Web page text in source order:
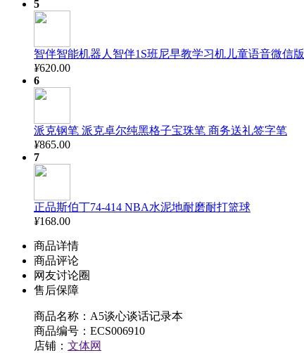
5
智伴智能机器人智伴1S班尼早教学习机儿童语音微信版
¥620.00
6
派克钢笔 派克卓尔纯黑格子宝珠笔 商务送礼签字笔
¥865.00
7
正品斯伯丁74-414 NBA水泥地耐磨耐打篮球
¥168.00
商品详情
商品评论
网友讨论圈
售后保障
商品名称：A5谈心谈话记录本
商品编号：ECS006910
店铺： 文体网